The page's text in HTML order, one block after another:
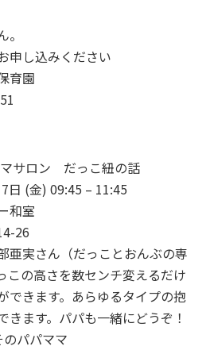
申し込みください
育園
サロン だっこ紐の話
日 (金) 09:45 – 11:45
和室
26
亜実さん（だっことおんぶの専
この高さを数センチ変えるだけ
できます。あらゆるタイプの抱
きます。パパも一緒にどうぞ！
パパママ